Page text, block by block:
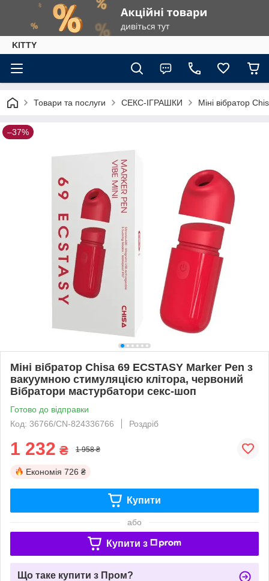
KITTY
Товари та послуги СЕКС-ІГРАШКИ Міні вібратор
–37%
Міні вібратор Chisa 69 ECSTASY Marker Pen з
вакуумною стимуляцією клітора, червоний
Вібратори мастурбатори секс-шоп
Готово до відправки
Код: 36766/CN-824336766
Роздріб
1 232 ₴ 1 958 ₴
Економія 726 ₴
Купити
або
Купити з
Що таке купити з Пром?